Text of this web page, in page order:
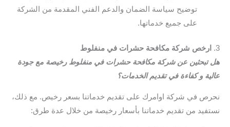
توضيح سياسة الضمان والدعم الفني المقدمة من الشركة
على جميع خدماتها.
3.
ارخص شركة مكافحة حشرات في منفلوط
هل تبحثين عن شركة مكافحة حشرات في منفلوط رخيصة مع جودة
عالية و كفاءة في تقديم الخدمات؟
نحرص في شركة اوامرك على تقديم خدماتنا بسعر رخيص. مع ذلك،
نستفيد من تقديم خدماتنا بأسعار رخيصة من خلال عدة طرق: